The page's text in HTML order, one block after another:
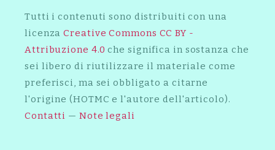
Tutti i contenuti sono distribuiti con una
licenzaCreative Commons CC BY -
Attribuzione 4.0 che significa in sostanza che
sei libero di riutilizzare il materiale come
preferisci, ma sei obbligato a citarne
l'origine (HOTMC e l'autore dell'articolo).
Contatti — Note legali